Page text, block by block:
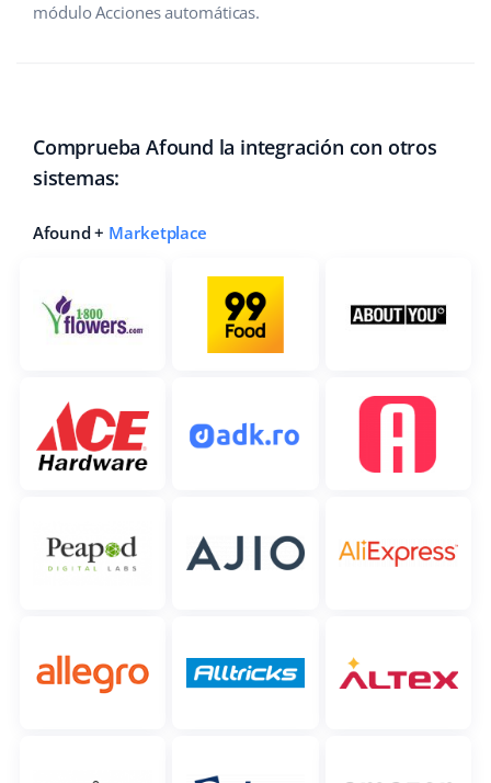
módulo Acciones automáticas.
Comprueba Afound la integración con otros
sistemas:
Afound + Marketplace